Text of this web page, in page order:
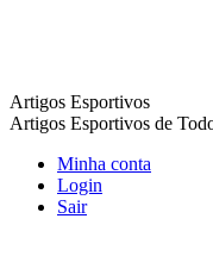
Artigos Esportivos
Artigos Esportivos de
Minha conta
Login
Sair